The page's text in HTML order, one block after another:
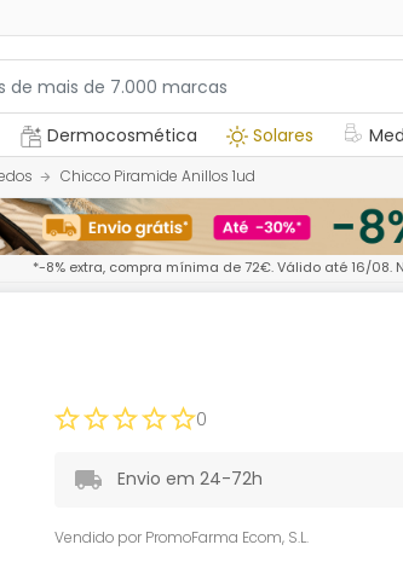
Dermocosmética Solares
Chicco Piramide Anillos 1ud
*-8% extra, compra mínima de 72€. Válido até 16/08.
0
Envio em 24-72h
Vendido por PromoFarma Ecom, S.L.